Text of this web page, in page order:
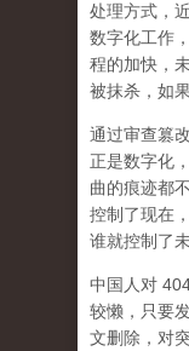
处理方式，
数字化工作
程的加快，
被抹杀，如
通过审查篡
正是数字化
曲的痕迹都
控制了现在
谁就控制了未
中国人对
较懒，只要
文删除，对